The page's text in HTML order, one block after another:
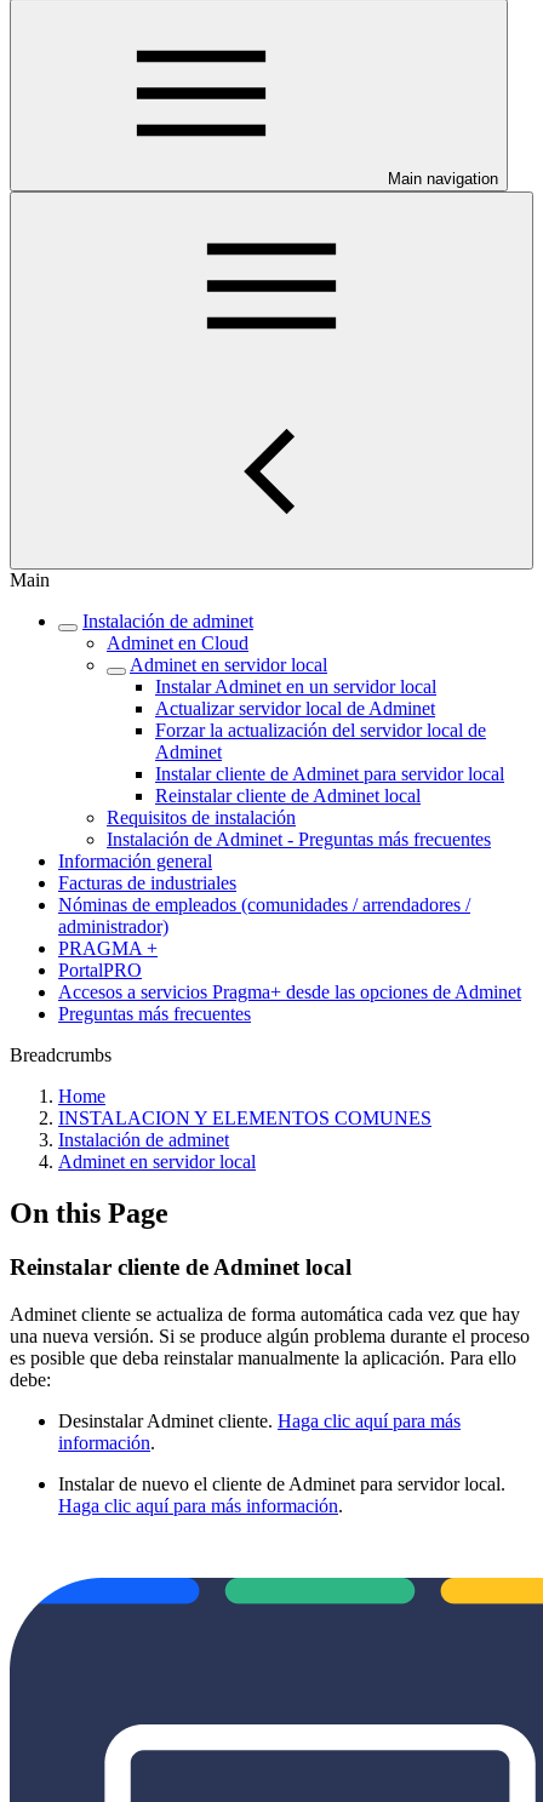
Main navigation
Main
Instalación de adminet
Adminet en Cloud
Adminet en servidor local
Instalar Adminet en un servidor local
Actualizar servidor local de Adminet
Forzar la actualización del servidor local de
Adminet
Instalar cliente de Adminet para servidor local
Reinstalar cliente de Adminet local
Requisitos de instalación
Instalación de Adminet - Preguntas más frecuentes
Información general
Facturas de industriales
Nóminas de empleados (comunidades / arrendadores /
administrador)
PRAGMA +
PortalPRO
Accesos a servicios Pragma+ desde las opciones de Adminet
Preguntas más frecuentes
Breadcrumbs
Home
INSTALACION Y ELEMENTOS COMUNES
Instalación de adminet
Adminet en servidor local
On this Page
Reinstalar cliente de Adminet local
Adminet cliente se actualiza de forma automática cada vez que hay
una nueva versión. Si se produce algún problema durante el proceso
es posible que deba reinstalar manualmente la aplicación. Para ello
debe:
Desinstalar Adminet cliente. Haga clic aquí para más
información.
Instalar de nuevo el cliente de Adminet para servidor local.
Haga clic aquí para más información.